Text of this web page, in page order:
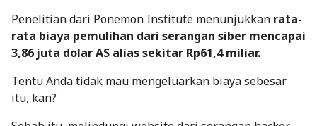
Penelitian dari Ponemon Institute menunjukkan rata-
rata biaya pemulihan dari serangan siber mencapai
3,86 juta dolar AS alias sekitar Rp61,4 miliar.
Tentu Anda tidak mau mengeluarkan biaya sebesar
itu, kan?